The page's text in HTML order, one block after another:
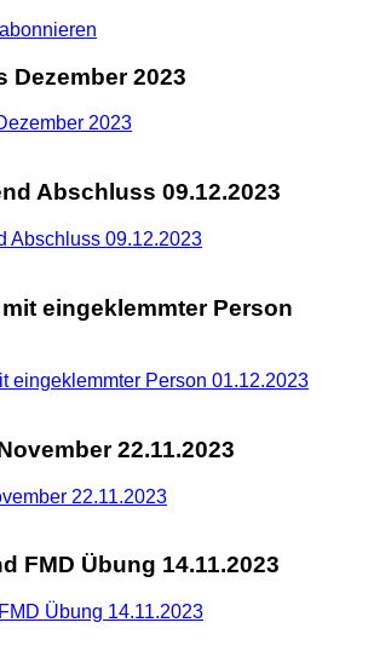
Dezember 2023
Abschluss 09.12.2023
eingeklemmter Person
22.11.2023
FMD Übung 14.11.2023